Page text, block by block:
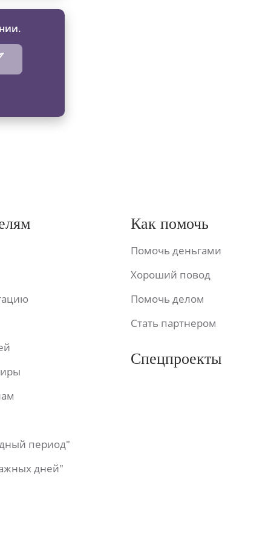
период"
дней"
Как помочь
Помочь деньгами
Хороший повод
Помочь делом
Стать партнером
Спецпроекты